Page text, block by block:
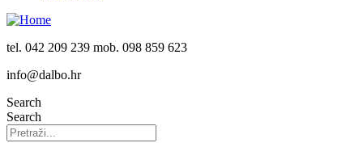
tel. 042 209 239 mob. 098 859 623
info@dalbo.hr
Search
Search